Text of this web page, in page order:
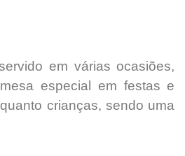
em várias ocasiões,
especial em festas e
crianças, sendo uma